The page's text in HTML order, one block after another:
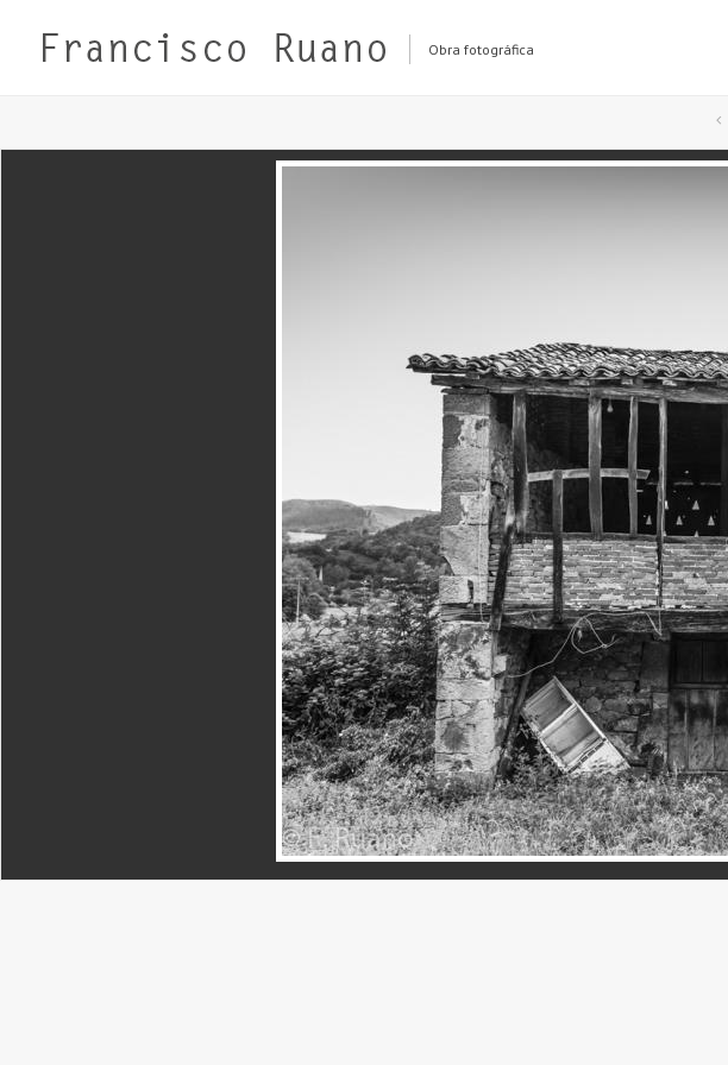
Obra fotográfica